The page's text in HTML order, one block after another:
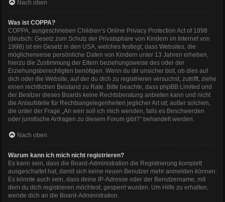
Nach oben
Was ist COPPA?
COPPA, ausgeschrieben Children’s Online Privacy Protection Act of 1998
(deutsch: Gesetz zum Schutz der Privatsphäre von Kindern im Internet von
1998) ist ein Gesetz in den USA, welches festlegt, dass Websites, die
möglicherweise persönliche Daten von Kindern unter 13 Jahren erheben,
hierzu die Zustimmung der Eltern beziehungsweise des oder der
Erziehungsberechtigten benötigen. Wenn du dir unsicher bist, ob dies auf
dich oder die Website, auf der du dich zu registrieren versuchst, zutrifft, ziehe
einen rechtlichen Beistand zu Rate. Bitte beachte, dass phpBB Limited und
der Besitzer dieses Boards keine Rechtsberatung anbieten kann und nicht
die Anlaufstelle für Rechtsangelegenheiten jeglicher Art ist; außer solchen,
die unter der Frage „An wen soll ich mich wenden, falls es Beschwerden
oder juristische Anfragen zu diesem Forum gibt?“ behandelt werden.
Nach oben
Warum kann ich mich nicht registrieren?
Es kann sein, dass die Board-Administration die Registrierung komplett
ausgeschaltet hat, damit sich keine neuen Benutzer mehr anmelden können.
Es könnte auch sein, dass deine IP-Adresse oder der Benutzername, mit
dem du dich registrieren möchtest, gesperrt wurden. Um Hilfe zu erhalten,
wende dich an die Board-Administration.